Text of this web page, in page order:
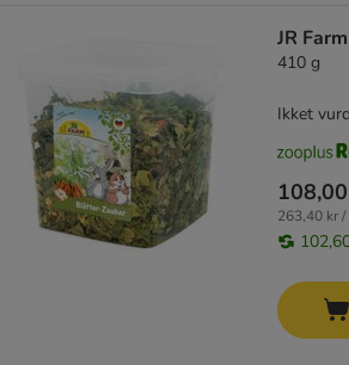
JR
410 g
263,40 kr /
Ikket